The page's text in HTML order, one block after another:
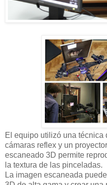
El equipo utilizó una
cámaras reflex y un
escaneado 3D permite
la textura de las pinceladas.
La imagen escaneada